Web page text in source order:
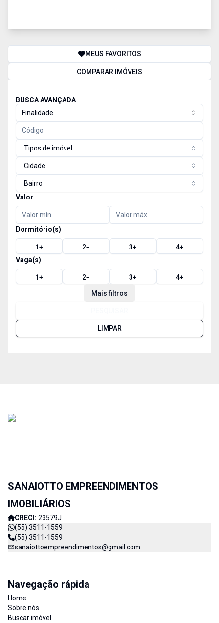
MEUS FAVORITOS
COMPARAR IMÓVEIS
BUSCA AVANÇADA
Finalidade
Tipos de imóvel
Cidade
Bairro
Valor
Dormitório(s)
1+ 2+ 3+ 4+
Vaga(s)
1+ 2+ 3+ 4+
Mais filtros
LIMPAR
SANAIOTTO EMPREENDIMENTOS
IMOBILIÁRIOS
CRECI: 23579J
(55) 3511-1559
(55) 3511-1559
sanaiottoempreendimentos@gmail.com
Navegação rápida
Home
Sobre nós
Buscar imóvel